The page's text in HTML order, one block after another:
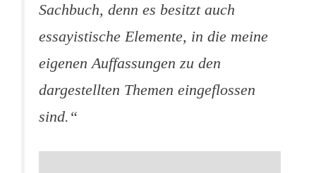
Sachbuch, denn es besitzt auch
essayistische Elemente, in die meine
eigenen Auffassungen zu den
dargestellten Themen eingeflossen
sind.“